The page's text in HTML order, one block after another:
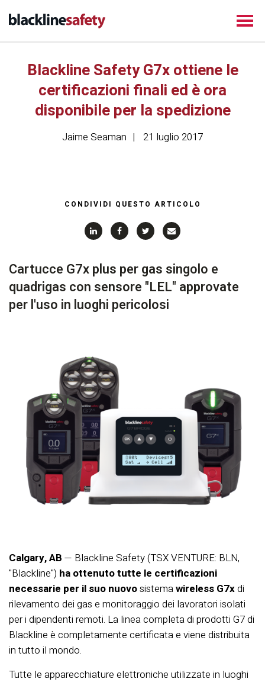
Blackline Safety G7x ottiene le
certificazioni finali ed è ora
disponibile per la spedizione
Jaime Seaman 21 luglio 2017
CONDIVIDI QUESTO ARTICOLO
Cartucce G7x plus per gas singolo e
quadrigas con sensore "LEL" approvate
per l'uso in luoghi pericolosi
Calgary, AB — Blackline Safety (TSX VENTURE: BLN,
"Blackline") ha ottenuto tutte le certificazioni
necessarie per il suo nuovosistemawireless G7xdi
rilevamento dei gas e monitoraggio dei lavoratori isolati
per i dipendenti remoti. La linea completa di prodotti G7 di
Blackline è completamente certificata e viene distribuita
in tutto il mondo.
Tutte le apparecchiature elettroniche utilizzate in luoghi